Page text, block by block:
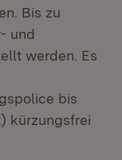
Bis zu
und
werden. Es
bis
kürzungsfrei